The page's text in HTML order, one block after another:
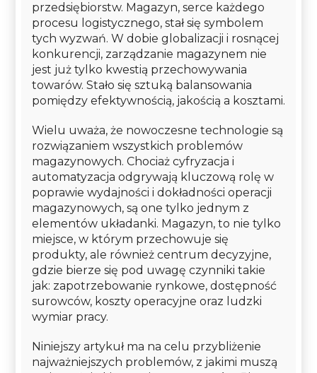
przedsiębiorstw. Magazyn, serce każdego
procesu logistycznego, stał się symbolem
tych wyzwań. W dobie globalizacji i rosnącej
konkurencji, zarządzanie magazynem nie
jest już tylko kwestią przechowywania
towarów. Stało się sztuką balansowania
pomiędzy efektywnością, jakością a kosztami.
Wielu uważa, że nowoczesne technologie są
rozwiązaniem wszystkich problemów
magazynowych. Chociaż cyfryzacja i
automatyzacja odgrywają kluczową rolę w
poprawie wydajności i dokładności operacji
magazynowych, są one tylko jednym z
elementów układanki. Magazyn, to nie tylko
miejsce, w którym przechowuje się
produkty, ale również centrum decyzyjne,
gdzie bierze się pod uwagę czynniki takie
jak: zapotrzebowanie rynkowe, dostępność
surowców, koszty operacyjne oraz ludzki
wymiar pracy.
Niniejszy artykuł ma na celu przybliżenie
najważniejszych problemów, z jakimi muszą